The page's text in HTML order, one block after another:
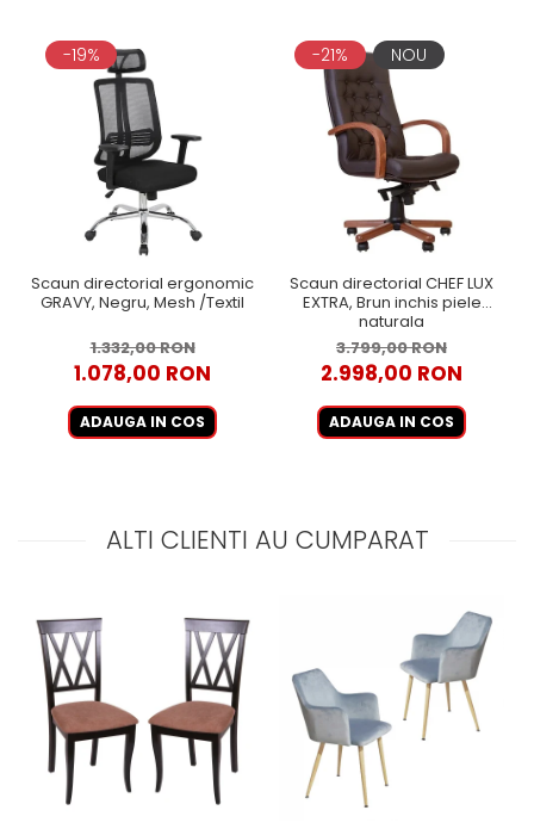
-19%
Scaun directorial ergonomic
GRAVY, Negru, Mesh /Textil
1.332,00 RON
1.078,00 RON
ADAUGA IN COS
-21% NOU
Scaun directorial CHEF LUX
EXTRA, Brun inchis piele
naturala
3.799,00 RON
2.998,00 RON
ADAUGA IN COS
ALTI CLIENTI AU CUMPARAT